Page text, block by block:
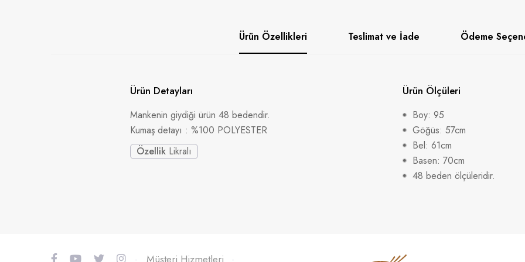
Ürün Özellikleri Teslimat ve İade Ödeme
Ürün Detayları
Mankenin giydiği ürün 48 bedendir.
Kumaş detayı : %100 POLYESTER
Özellik Likralı
Ürün Ölçüleri
Boy: 95
Göğüs: 57cm
Bel: 61cm
Basen: 70cm
48 beden ölçüleridir.
- Müşteri Hizmetleri -